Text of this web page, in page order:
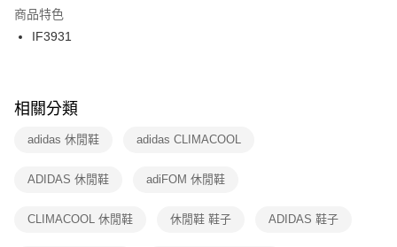
２．訂單成立數日內，您將收到繳費通知簡訊。
３．收到繳費通知簡訊後14天內，點擊此簡訊中的連結，可透過四大超商／
ATM／網路銀行／等多元方式進行付款，方視為交易完成。
※ 交易是否成功請以「AFTEE先享後付 」之結帳頁面顯示為準，若有關於
是否繳費成功／繳費後需取消欲退款等相關疑問，請聯繫「AFTEE先享後付
客戶支援中心」https://netprotections.freshdesk.com/support/home
１．透過由恩沛科技股份有限公司提供之「AFTEE先享後付」服務完成之交
權轉讓予恩沛科技股份有限公司。
付款後門市自取
每筆NT$100，滿NT$1,500(含以上)免運費
商品特色
IF3931
相關分類
adidas 休閒鞋 adidas CLIMACOOL
ADIDAS 休閒鞋 adiFOM 休閒鞋
CLIMACOOL 休閒鞋 休閒鞋 鞋子 ADIDAS 鞋子